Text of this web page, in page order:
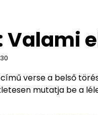
Valami
verse a belső
mutatja be a